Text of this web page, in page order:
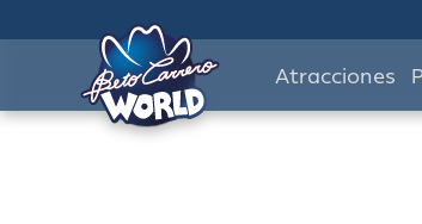
Atracciones